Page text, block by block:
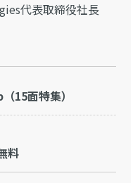
代表取締役社長
15面特集）
料